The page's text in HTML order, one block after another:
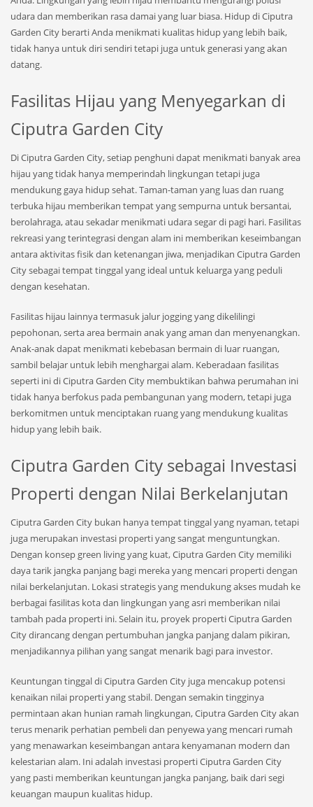
udara dan memberikan rasa damai yang luar biasa. Hidup di Ciputra
Garden City berarti Anda menikmati kualitas hidup yang lebih baik,
tidak hanya untuk diri sendiri tetapi juga untuk generasi yang akan
datang.
Fasilitas Hijau yang Menyegarkan di
Ciputra Garden City
Di Ciputra Garden City, setiap penghuni dapat menikmati banyak area
hijau yang tidak hanya memperindah lingkungan tetapi juga
mendukung gaya hidup sehat. Taman-taman yang luas dan ruang
terbuka hijau memberikan tempat yang sempurna untuk bersantai,
berolahraga, atau sekadar menikmati udara segar di pagi hari. Fasilitas
rekreasi yang terintegrasi dengan alam ini memberikan keseimbangan
antara aktivitas fisik dan ketenangan jiwa, menjadikan Ciputra Garden
City sebagai tempat tinggal yang ideal untuk keluarga yang peduli
dengan kesehatan.
Fasilitas hijau lainnya termasuk jalur jogging yang dikelilingi
pepohonan, serta area bermain anak yang aman dan menyenangkan.
Anak-anak dapat menikmati kebebasan bermain di luar ruangan,
sambil belajar untuk lebih menghargai alam. Keberadaan fasilitas
seperti ini di Ciputra Garden City membuktikan bahwa perumahan ini
tidak hanya berfokus pada pembangunan yang modern, tetapi juga
berkomitmen untuk menciptakan ruang yang mendukung kualitas
hidup yang lebih baik.
Ciputra Garden City sebagai Investasi
Properti dengan Nilai Berkelanjutan
Ciputra Garden City bukan hanya tempat tinggal yang nyaman, tetapi
juga merupakan investasi properti yang sangat menguntungkan.
Dengan konsep green living yang kuat, Ciputra Garden City memiliki
daya tarik jangka panjang bagi mereka yang mencari properti dengan
nilai berkelanjutan. Lokasi strategis yang mendukung akses mudah ke
berbagai fasilitas kota dan lingkungan yang asri memberikan nilai
tambah pada properti ini. Selain itu, proyek properti Ciputra Garden
City dirancang dengan pertumbuhan jangka panjang dalam pikiran,
menjadikannya pilihan yang sangat menarik bagi para investor.
Keuntungan tinggal di Ciputra Garden City juga mencakup potensi
kenaikan nilai properti yang stabil. Dengan semakin tingginya
permintaan akan hunian ramah lingkungan, Ciputra Garden City akan
terus menarik perhatian pembeli dan penyewa yang mencari rumah
yang menawarkan keseimbangan antara kenyamanan modern dan
kelestarian alam. Ini adalah investasi properti Ciputra Garden City
yang pasti memberikan keuntungan jangka panjang, baik dari segi
keuangan maupun kualitas hidup.